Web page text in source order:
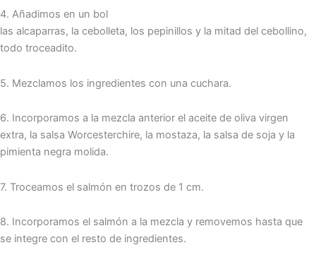
4. Añadimos en un bol
las alcaparras, la cebolleta, los pepinillos y la mitad del cebollino,
todo troceadito.
5. Mezclamos los ingredientes con una cuchara.
6. Incorporamos a la mezcla anterior el aceite de oliva virgen
extra, la salsa Worcesterchire, la mostaza, la salsa de soja y la
pimienta negra molida.
7. Troceamos el salmón en trozos de 1 cm.
8. Incorporamos el salmón a la mezcla y removemos hasta que
se integre con el resto de ingredientes.